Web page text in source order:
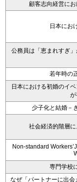
顧客志向経営に
日本にお
公務員は「恵まれすぎ
若年時の
日本における初婚のイ
が
少子化と結婚－
社会経済的階層
Non-standard
専門学校
なぜ「パートナーに出会